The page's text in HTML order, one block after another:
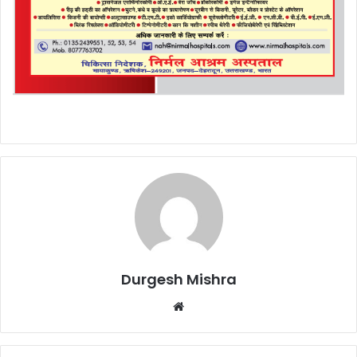
Durgesh Mishra
Website